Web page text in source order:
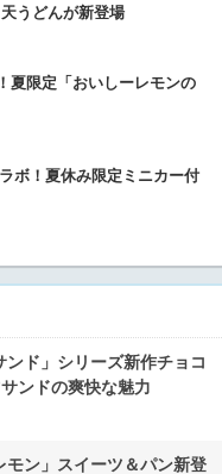
うどんが新登場
夏限定「おいしーレモンの
ボ！夏休み限定ミニカー付
ド」シリーズ新作チョコ
ンドの爽快な魅力
モン」スイーツ＆パン新登